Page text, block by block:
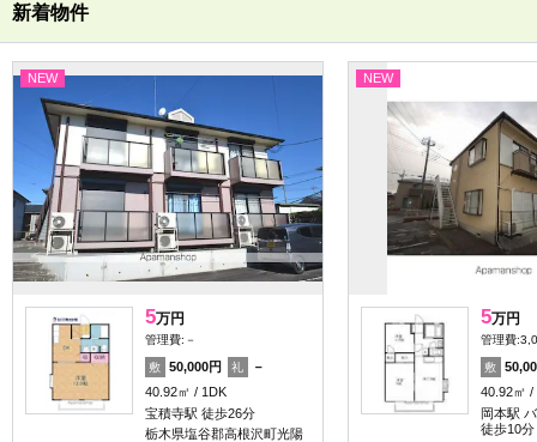
新着物件
NEW
5万円
管理費:－
敷 50,000円 礼
－
40.92㎡
1DK
宝積寺駅 徒歩26分
栃木県塩谷郡高根沢町光陽
NEW
5万円
管理費
敷
40.92㎡
岡本駅
徒歩10分